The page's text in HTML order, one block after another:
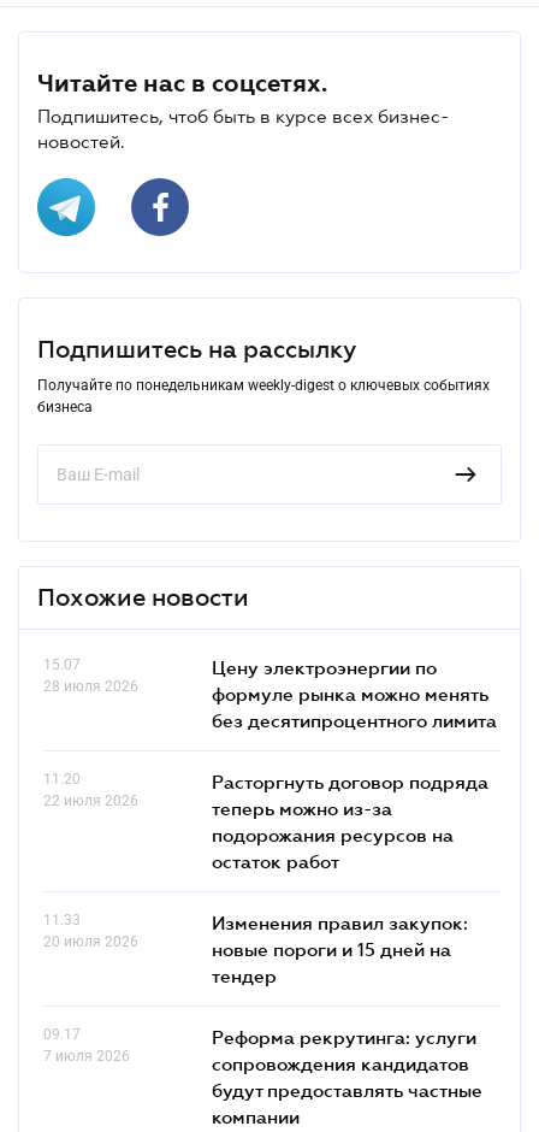
Читайте нас в соцсетях.
Подпишитесь, чтоб быть в курсе всех бизнес-
новостей.
Подпишитесь на рассылку
Получайте по понедельникам weekly-digest о ключевых событиях
бизнеса
Похожие новости
15.07
28 июля 2026
Цену электроэнергии по
формуле рынка можно менять
без десятипроцентного лимита
11.20
22 июля 2026
Расторгнуть договор подряда
теперь можно из-за
подорожания ресурсов на
остаток работ
11.33
20 июля 2026
Изменения правил закупок:
новые пороги и 15 дней на
тендер
09.17
7 июля 2026
Реформа рекрутинга: услуги
сопровождения кандидатов
будут предоставлять частные
компании